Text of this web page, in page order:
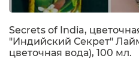
Secrets of India,
"Индийский Секрет"
цветочная вода), 100 мл.